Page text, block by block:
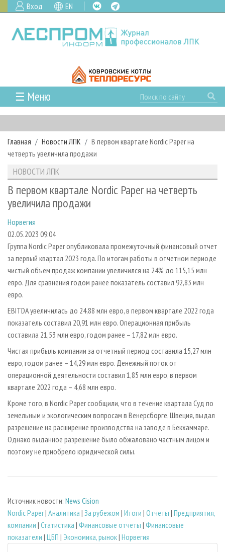
Вход EN
☰ Меню
ГЛАВНАЯ
РУБРИКИ И ТЕМЫ
РУБРИКИ ЖУРНАЛА
ЛЕСОЗАГОТОВКА
ЛЕСОПИЛЕНИЕ
СУШКА ДРЕВЕСИНЫ
ПРОИЗВОДСТВО ДРЕВЕСНЫХ ПЛИТ
ДЕРЕВЯННОЕ ДОМОСТРОЕНИЕ
ПРОИЗВОДСТВО МЕБЕЛИ
БИОЭНЕРГЕТИКА
ЦБП
ИНСТРУМЕНТ И МАТЕРИАЛЫ
НОВОСТИ
НОВОСТИ ЛПК
НОВОСТИ ЖУРНАЛА
ПРОЕКТЫ ЛПИ
АНАЛИТИКА
ПРЕДПРИЯТИЯ ЛПК
ПЕРСОНЫ
МОБИЛЬНЫЕ ВЫСТАВКИ
ОФИЦИАЛЬНЫЕ ДЕЛЕГАЦИИ
ПРИОРИТЕТНЫЕ ИНВЕСТПРОЕКТЫ
RUSSIAN FORESTRY REVIEW
ГАЗЕТА ЛЕСПРОМФОРУМ
БИБЛИОТЕКА СПЕЦИАЛИСТА
АРХИВ ЖУРНАЛОВ
О ЖУРНАЛЕ
КОНТАКТЫ
РЕКЛАМОДАТЕЛЯМ
РЕКЛАМА
РЕКЛАМА НА САЙТЕ
Главная Новости ЛПК
В первом квартале Nordic Paper на
четверть увеличила продажи
НОВОСТИ ЛПК
В первом квартале Nordic Paper на четверть
увеличила продажи
Норвегия
02.05.2023 09:04
Группа Nordic Paper опубликовала промежуточный финансовый отчет
за первый квартал 2023 года. По итогам работы в отчетном периоде
чистый объем продаж компании увеличился на 24% до 115,15 млн
евро. Для сравнения годом ранее показатель составил 92,83 млн
евро.
EBITDA увеличилась до 24,88 млн евро, в первом квартале 2022 года
показатель составил 20,91 млн евро. Операционная прибыль
составила 21,53 млн евро, годом ранее – 17,82 млн евро.
Чистая прибыль компании за отчетный период составила 15,27 млн
евро, годом ранее – 14,29 млн евро. Денежный поток от
операционной деятельности составил 1,85 млн евро, в первом
квартале 2022 года – 4,68 млн евро.
Кроме того, в Nordic Paper сообщили, что в течение квартала Суд по
земельным и экологическим вопросам в Венерсборге, Швеция, выдал
разрешение на расширение производства на заводе в Бекхаммаре.
Однако выданное разрешение было обжаловано частным лицом и
поэтому не приобрело юридической силы.
Источник новости: News Cision
Nordic Paper| Аналитика | За рубежом | Итоги | Отчеты | Предприятия,
компании | Статистика | Финансовые отчеты | Финансовые
показатели | ЦБП | Экономика, рынок| Норвегия